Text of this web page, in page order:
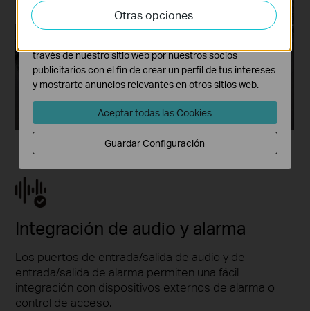
Integración de audio y alarma
Los puertos de entrada/salida de audio y de
entrada/salida de alarma permiten una fácil
integración con dispositivos externos de alarma o
control de acceso.
Otras opciones
actividades en nuestro sitio web con el fin de mejorar y
adaptar la funcionalidad del mismo.
través de nuestro sitio web por nuestros socios
publicitarios con el fin de crear un perfil de tus intereses
y mostrarte anuncios relevantes en otros sitios web.
Aceptar todas las Cookies
Guardar Configuración